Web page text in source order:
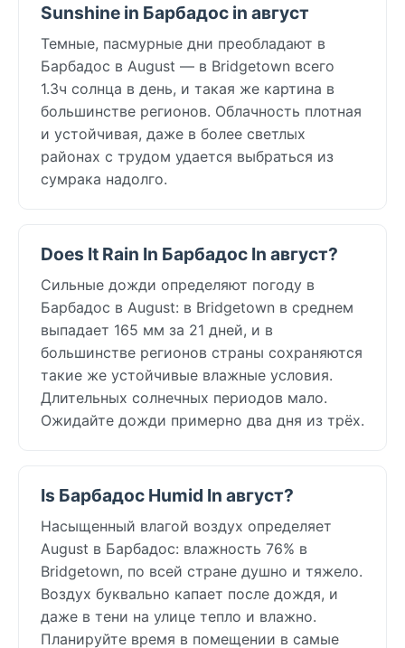
Sunshine in Барбадос in август
Темные, пасмурные дни преобладают в
Барбадос в August — в Bridgetown всего
1.3ч солнца в день, и такая же картина в
большинстве регионов. Облачность плотная
и устойчивая, даже в более светлых
районах с трудом удается выбраться из
сумрака надолго.
Does It Rain In Барбадос In август?
Сильные дожди определяют погоду в
Барбадос в August: в Bridgetown в среднем
выпадает 165 мм за 21 дней, и в
большинстве регионов страны сохраняются
такие же устойчивые влажные условия.
Длительных солнечных периодов мало.
Ожидайте дожди примерно два дня из трёх.
Is Барбадос Humid In август?
Насыщенный влагой воздух определяет
August в Барбадос: влажность 76% в
Bridgetown, по всей стране душно и тяжело.
Воздух буквально капает после дождя, и
даже в тени на улице тепло и влажно.
Планируйте время в помещении в самые